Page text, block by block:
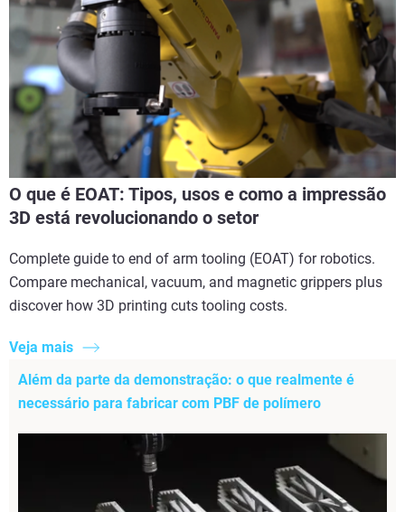
O que é EOAT: Tipos, usos e como a impressão
3D está revolucionando o setor
Complete guide to end of arm tooling (EOAT) for robotics.
Compare mechanical, vacuum, and magnetic grippers plus
discover how 3D printing cuts tooling costs.
Veja mais
Além da parte da demonstração: o que realmente é
necessário para fabricar com PBF de polímero